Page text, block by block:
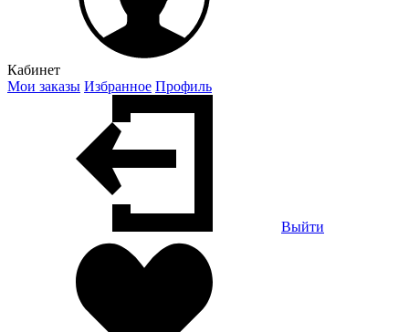
Кабинет
Мои заказы Избранное Профиль
Выйти